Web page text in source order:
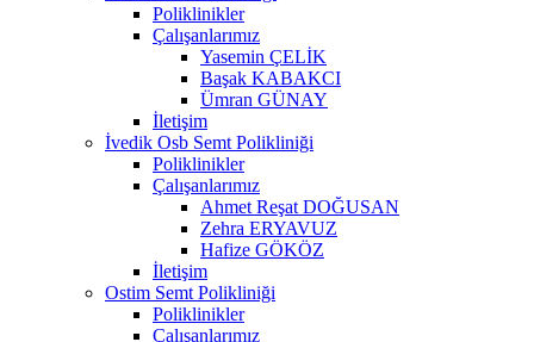
Poliklinikler
Çalışanlarımız
Yasemin ÇELİK
Başak KABAKCI
Ümran GÜNAY
İletişim
İvedik Osb Semt Polikliniği
Poliklinikler
Çalışanlarımız
Ahmet Reşat DOĞUSAN
Zehra ERYAVUZ
Hafize GÖKÖZ
İletişim
Ostim Semt Polikliniği
Poliklinikler
Çalışanlarımız